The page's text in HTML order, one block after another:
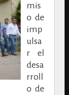
mis
o de
imp
ulsa
r el
desa
rroll
o de